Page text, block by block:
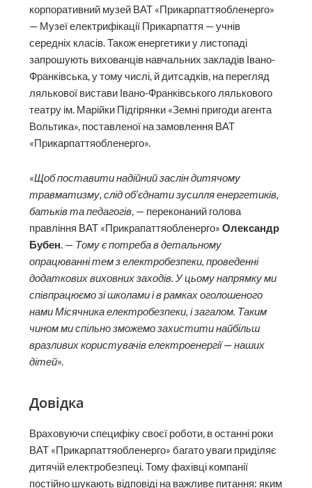
корпоративний музей ВАТ «Прикарпаттяобленерго»
— Музеї електрифікації Прикарпаття — учнів
середніх класів. Також енергетики у листопаді
запрошують вихованців навчальних закладів Івано-
Франківська, у тому числі, й дитсадків, на перегляд
лялькової вистави Івано-Франківського лялькового
театру ім. Марійки Підгірянки «Земні пригоди агента
Вольтика», поставленої на замовлення ВАТ
«Прикарпаттяобленерго».
«Щоб поставити надійний заслін дитячому
травматизму, слід об’єднати зусилля енергетиків,
батьків та педагогів, — переконаний голова
правління ВАТ «Прикрапаттяобленерго»Олександр
Бубен. — Тому є потреба в детальному
опрацюванні тем з електробезпеки, проведенні
додаткових виховних заходів. У цьому напрямку ми
співпрацюємо зі школами і в рамках оголошеного
нами Місячника електробезпеки, і загалом. Таким
чином ми спільно зможемо захистити найбільш
вразливих користувачів електроенергії—наших
дітей».
Довідка
Враховуючи специфіку своєї роботи, в останні роки
ВАТ «Прикарпаттяобленерго» багато уваги приділяє
дитячій електробезпеці. Тому фахівці компанії
постійно шукають відповіді на важливе питання: яким